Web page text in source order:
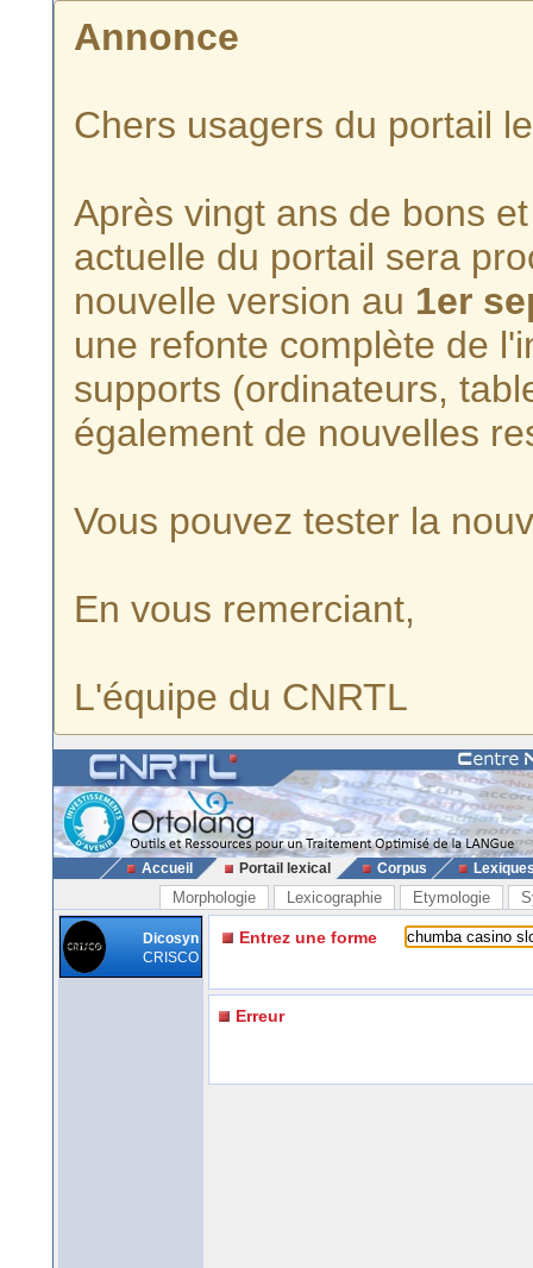
Annonce
Chers usagers du portail
Après vingt ans de bons
actuelle du portail sera
nouvelle version au 1er
une refonte complète de
supports (ordinateurs,
également de nouvelles
Vous pouvez tester la
En vous remerciant,
L'équipe du CNRTL
Accueil Portail lexical Corpus
Morphologie Lexicographie Etymologie
Dicosyn
CRISCO
Entrez une forme
Erreur